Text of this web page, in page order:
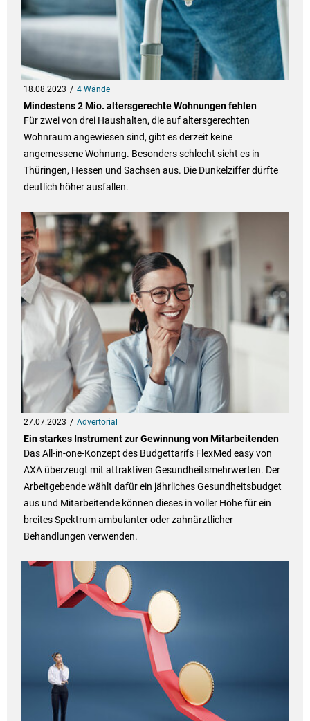
18.08.2023 4 Wände
Mindestens 2 Mio. altersgerechte Wohnungen fehlen
Für zwei von drei Haushalten, die auf altersgerechten
Wohnraum angewiesen sind, gibt es derzeit keine
angemessene Wohnung. Besonders schlecht sieht es in
Thüringen, Hessen und Sachsen aus. Die Dunkelziffer dürfte
deutlich höher ausfallen.
27.07.2023 Advertorial
Ein starkes Instrument zur Gewinnung von Mitarbeitenden
Das All-­in-one­-Konzept des Budgettarifs FlexMed easy von
AXA überzeugt mit attraktiven Gesundheitsmehrwerten. Der
Arbeitgebende wählt dafür ein jährliches Gesundheitsbudget
aus und Mitarbeitende können dieses in voller Höhe für ein
breites Spektrum ambulanter oder zahnärztlicher
Behandlungen verwenden.